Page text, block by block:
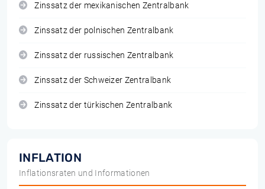
Zinssatz der mexikanischen Zentralbank
Zinssatz der polnischen Zentralbank
Zinssatz der russischen Zentralbank
Zinssatz der Schweizer Zentralbank
Zinssatz der türkischen Zentralbank
INFLATION
Inflationsraten und Informationen